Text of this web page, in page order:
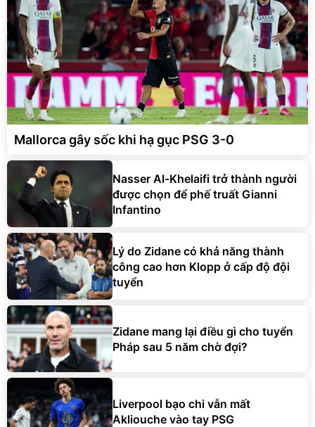
Mallorca gây sốc khi hạ gục PSG 3-0
Nasser Al-Khelaifi trở thành người
được chọn để phế truất Gianni
Infantino
Lý do Zidane có khả năng thành
công cao hơn Klopp ở cấp độ đội
tuyển
Zidane mang lại điều gì cho tuyển
Pháp sau 5 năm chờ đợi?
Liverpool bạo chi vẫn mất
Akliouche vào tay PSG